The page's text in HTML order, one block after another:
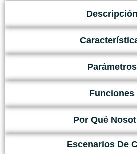
Descripción
Parámetros
Funciones
Por Qué
Escenarios De